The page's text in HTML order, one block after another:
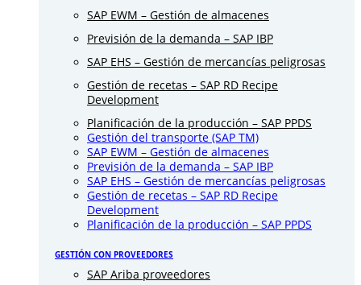
SAP EWM – Gestión de almacenes
Previsión de la demanda – SAP IBP
SAP EHS – Gestión de mercancías peligrosas
Gestión de recetas – SAP RD Recipe
Development
Planificación de la producción – SAP PPDS
Gestión del transporte (SAP TM)
SAP EWM – Gestión de almacenes
Previsión de la demanda – SAP IBP
SAP EHS – Gestión de mercancías peligrosas
Gestión de recetas – SAP RD Recipe
Development
Planificación de la producción – SAP PPDS
GESTIÓN CON PROVEEDORES
SAP Ariba proveedores